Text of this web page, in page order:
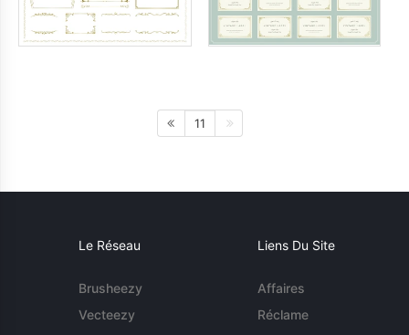
11
Le Réseau
Brusheezy
Vecteezy
Liens Du Site
Affaires
Réclame